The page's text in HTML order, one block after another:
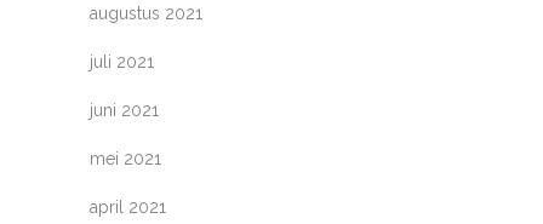
augustus 2021
juli 2021
juni 2021
mei 2021
april 2021